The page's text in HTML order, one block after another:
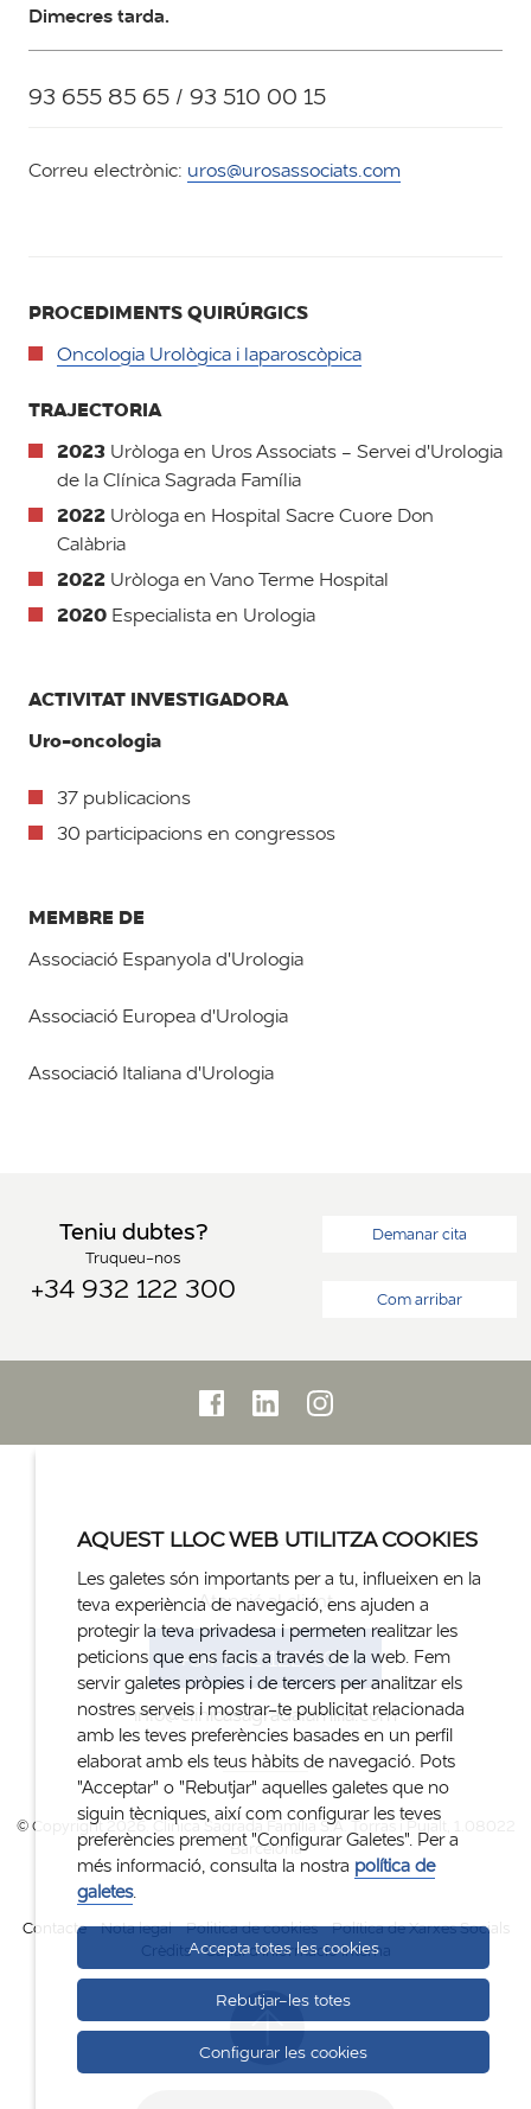
Dimecres tarda.
93 655 85 65 / 93 510 00 15
Correu electrònic: uros@urosassociats.com
PROCEDIMENTS QUIRÚRGICS
Oncologia Urològica i laparoscòpica
TRAJECTORIA
2023 Uròloga en Uros Associats - Servei d'Urologia
de la Clínica Sagrada Família
2022 Uròloga en Hospital Sacre Cuore Don
Calàbria
2022 Uròloga en Vano Terme Hospital
2020 Especialista en Urologia
ACTIVITAT INVESTIGADORA
Uro-oncologia
37 publicacions
30 participacions en congressos
MEMBRE DE
Associació Espanyola d'Urologia
Associació Europea d'Urologia
Associació Italiana d'Urologia
Teniu dubtes?
Truqueu-nos
+34 932 122 300
Demanar cita
Com arribar
Atenció al client
+34 932 122 300
info@clinicasagradafamilia.com
© Copyright 2026. Clinica Sagrada Família S.A. Torras i Pujalt, 1.08022
Barcelona
Contacte Nota legal Politica de cookies
Política de Xarxes Socials
Crèdits
Canal d'informació interna
AQUEST LLOC WEB UTILITZA COOKIES
Les galetes són importants per a tu, influeixen en la
teva experiència de navegació, ens ajuden a
protegir la teva privadesa i permeten realitzar les
peticions que ens facis a través de la web. Fem
servir galetes pròpies i de tercers per analitzar els
nostres serveis i mostrar-te publicitat relacionada
amb les teves preferències basades en un perfil
elaborat amb els teus hàbits de navegació. Pots
"Acceptar" o "Rebutjar" aquelles galetes que no
siguin tècniques, així com configurar les teves
preferències prement "Configurar Galetes". Per a
més informació, consulta la nostra política de
galetes.
Accepta totes les cookies
Rebutjar-les totes
Configurar les cookies